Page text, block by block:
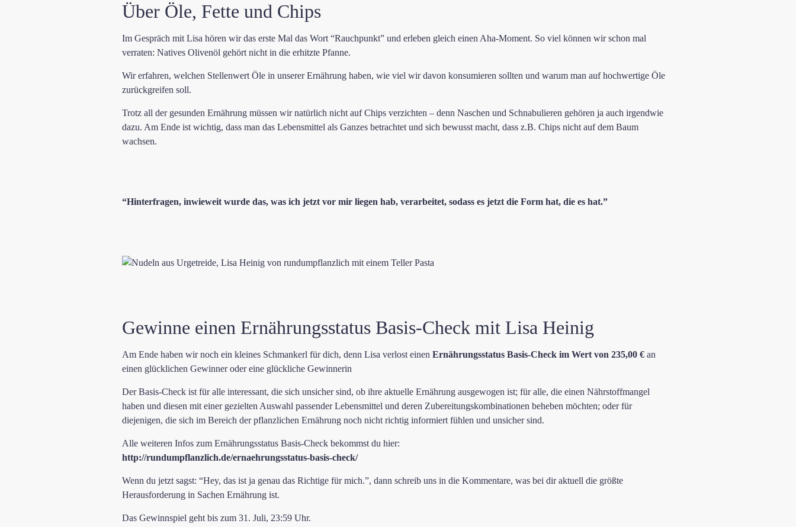
Über Öle, Fette und Chips
Im Gespräch mit Lisa hören wir das erste Mal das Wort “Rauchpunkt” und erleben gleich einen Aha-Moment. So viel können wir schon mal
verraten: Natives Olivenöl gehört nicht in die erhitzte Pfanne.
Wir erfahren, welchen Stellenwert Öle in unserer Ernährung haben, wie viel wir davon konsumieren sollten und warum man auf hochwertige Öle
zurückgreifen soll.
Trotz all der gesunden Ernährung müssen wir natürlich nicht auf Chips verzichten – denn Naschen und Schnabulieren gehören ja auch irgendwie
dazu. Am Ende ist wichtig, dass man das Lebensmittel als Ganzes betrachtet und sich bewusst macht, dass z.B. Chips nicht auf dem Baum
wachsen.
“Hinterfragen, inwieweit wurde das, was ich jetzt vor mir liegen hab, verarbeitet, sodass es jetzt die Form hat, die es hat.”
Gewinne einen Ernährungsstatus Basis-Check mit Lisa Heinig
Am Ende haben wir noch ein kleines Schmankerl für dich, denn Lisa verlost einen Ernährungsstatus Basis-Check im Wert von 235,00 € an
einen glücklichen Gewinner oder eine glückliche Gewinnerin
Der Basis-Check ist für alle interessant, die sich unsicher sind, ob ihre aktuelle Ernährung ausgewogen ist; für alle, die einen Nährstoffmangel
haben und diesen mit einer gezielten Auswahl passender Lebensmittel und deren Zubereitungskombinationen beheben möchten; oder für
diejenigen, die sich im Bereich der pflanzlichen Ernährung noch nicht richtig informiert fühlen und unsicher sind.
Alle weiteren Infos zum Ernährungsstatus Basis-Check bekommst du hier:
http://rundumpflanzlich.de/ernaehrungsstatus-basis-check/
Wenn du jetzt sagst: “Hey, das ist ja genau das Richtige für mich.”, dann schreib uns in die Kommentare, was bei dir aktuell die größte
Herausforderung in Sachen Ernährung ist.
Das Gewinnspiel geht bis zum 31. Juli, 23:59 Uhr.